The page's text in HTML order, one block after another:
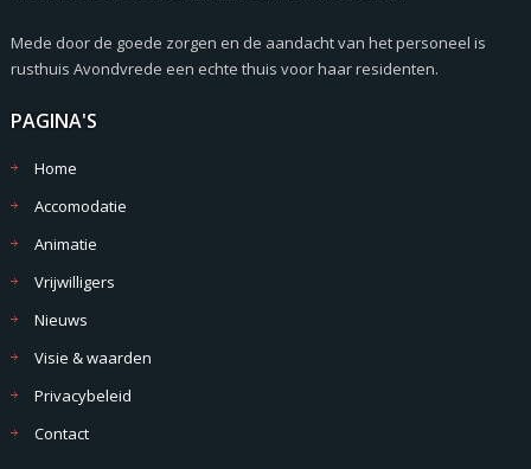
Mede door de goede zorgen en de aandacht van het personeel is
rusthuis Avondvrede een echte thuis voor haar residenten.
PAGINA'S
Home
Accomodatie
Animatie
Vrijwilligers
Nieuws
Visie & waarden
Privacybeleid
Contact